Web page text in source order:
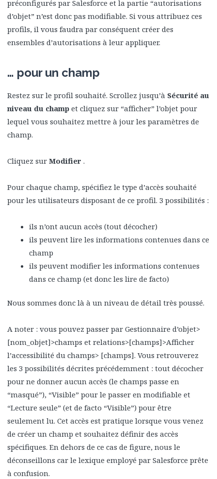
préconfigurés par Salesforce et la partie “autorisations
d’objet” n’est donc pas modifiable. Si vous attribuez ces
profils, il vous faudra par conséquent créer des
ensembles d’autorisations à leur appliquer.
… pour un champ
Restez sur le profil souhaité. Scrollez jusqu’à Sécurité au
niveau du champ et cliquez sur “afficher” l’objet pour
lequel vous souhaitez mettre à jour les paramètres de
champ.
Cliquez sur Modifier .
Pour chaque champ, spécifiez le type d’accès souhaité
pour les utilisateurs disposant de ce profil. 3 possibilités :
ils n’ont aucun accès (tout décocher)
ils peuvent lire les informations contenues dans ce
champ
ils peuvent modifier les informations contenues
dans ce champ (et donc les lire de facto)
Nous sommes donc là à un niveau de détail très poussé.
A noter : vous pouvez passer par Gestionnaire d’objet>
[nom_objet]>champs et relations>[champs]>Afficher
l’accessibilité du champs> [champs]. Vous retrouverez
les 3 possibilités décrites précédemment : tout décocher
pour ne donner aucun accès (le champs passe en
“masqué”), “Visible” pour le passer en modifiable et
“Lecture seule” (et de facto “Visible”) pour être
seulement lu. Cet accès est pratique lorsque vous venez
de créer un champ et souhaitez définir des accès
spécifiques. En dehors de ce cas de figure, nous le
déconseillons car le lexique employé par Salesforce prête
à confusion.